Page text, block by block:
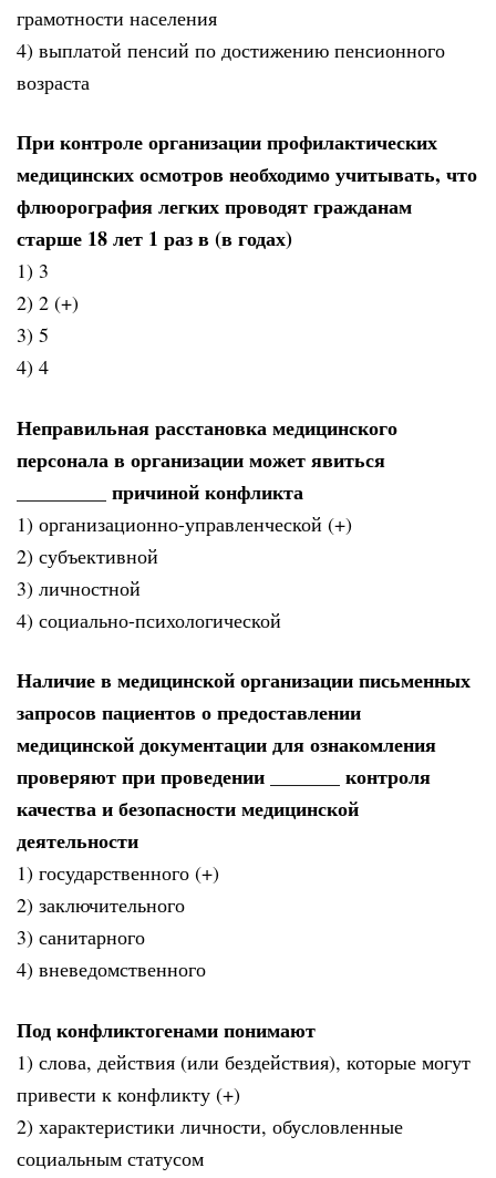
грамотности населения
4) выплатой пенсий по достижению пенсионного
возраста
При контроле организации профилактических
медицинских осмотров необходимо учитывать, что
флюорография легких проводят гражданам
старше 18 лет 1 раз в (в годах)
1) 3
2) 2 (+)
3) 5
4) 4
Неправильная расстановка медицинского
персонала в организации может явиться
_________ причиной конфликта
1) организационно-управленческой (+)
2) субъективной
3) личностной
4) социально-психологической
Наличие в медицинской организации письменных
запросов пациентов о предоставлении
медицинской документации для ознакомления
проверяют при проведении _______ контроля
качества и безопасности медицинской
деятельности
1) государственного (+)
2) заключительного
3) санитарного
4) вневедомственного
Под конфликтогенами понимают
1) слова, действия (или бездействия), которые могут
привести к конфликту (+)
2) характеристики личности, обусловленные
социальным статусом